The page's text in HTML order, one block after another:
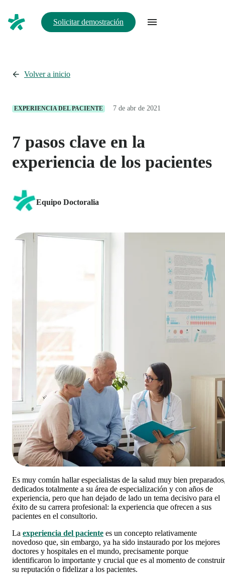
Solicitar demostración
Volver a inicio
EXPERIENCIA DEL PACIENTE 7 de abr de 2021
7 pasos clave en la
experiencia de los pacientes
Equipo Doctoralia
Es muy común hallar especialistas de la salud muy bien
dedicados totalmente a su área de especialización y con años de
experiencia, pero que han dejado de lado un tema decisivo para el
éxito de su carrera profesional: la experiencia que ofrecen a sus
pacientes en el consultorio.
La experiencia del paciente es un concepto relativamente
novedoso que, sin embargo, ya ha sido instaurado por los mejores
doctores y hospitales en el mundo, precisamente porque
identificaron lo importante y crucial que es al momento de construir
su reputación o fidelizar a los pacientes.